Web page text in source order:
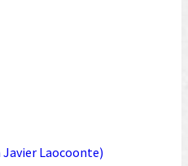
Javier Laocoonte)